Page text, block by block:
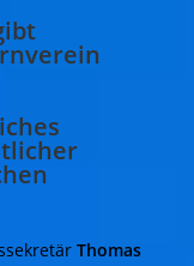
Thomas